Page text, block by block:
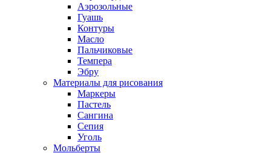
Аэрозольные
Гуашь
Контуры
Масло
Пальчиковые
Темпера
Эбру
Материалы для рисования
Маркеры
Пастель
Сангина
Сепия
Уголь
Мольберты